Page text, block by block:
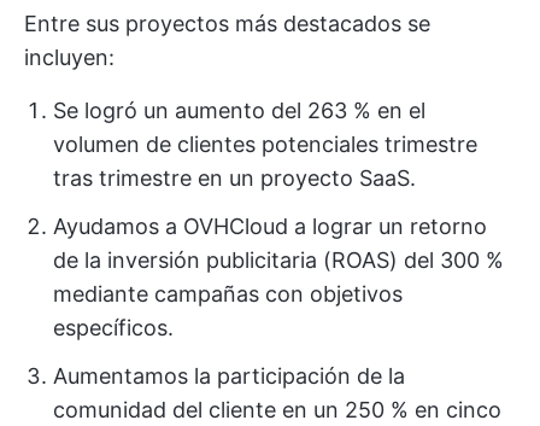
Entre sus proyectos más destacados se
incluyen:
Se logró un aumento del 263 % en el
volumen de clientes potenciales trimestre
tras trimestre en un proyecto SaaS.
Ayudamos a OVHCloud a lograr un retorno
de la inversión publicitaria (ROAS) del 300 %
mediante campañas con objetivos
específicos.
Aumentamos la participación de la
comunidad del cliente en un 250 % en cinco